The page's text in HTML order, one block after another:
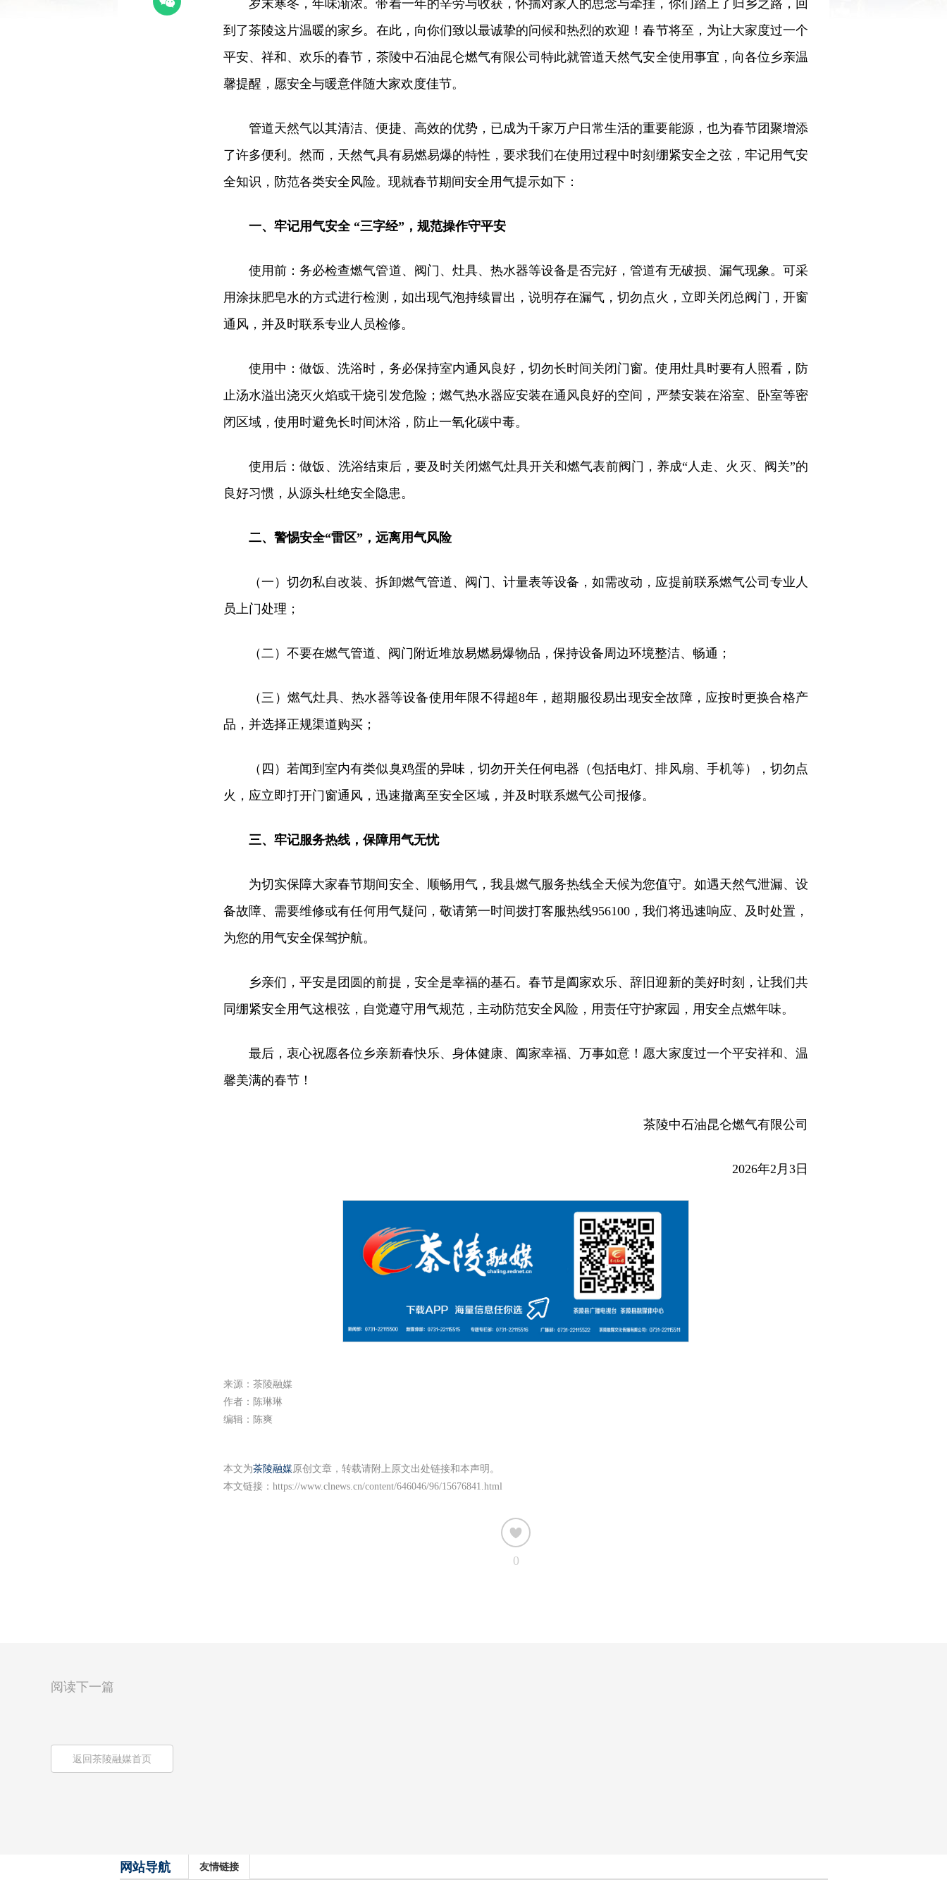
岁末寒冬，年味渐浓。带着一年的辛劳与收获，怀揣对家人的思念与牵挂，你们踏上了归乡之路，回
到了茶陵这片温暖的家乡。在此，向你们致以最诚挚的问候和热烈的欢迎！春节将至，为让大家度过一个
平安、祥和、欢乐的春节，茶陵中石油昆仑燃气有限公司特此就管道天然气安全使用事宜，向各位乡亲温
馨提醒，愿安全与暖意伴随大家欢度佳节。
管道天然气以其清洁、便捷、高效的优势，已成为千家万户日常生活的重要能源，也为春节团聚增添
了许多便利。然而，天然气具有易燃易爆的特性，要求我们在使用过程中时刻绷紧安全之弦，牢记用气安
全知识，防范各类安全风险。现就春节期间安全用气提示如下：
一、牢记用气安全 “三字经”，规范操作守平安
使用前：务必检查燃气管道、阀门、灶具、热水器等设备是否完好，管道有无破损、漏气现象。可采
用涂抹肥皂水的方式进行检测，如出现气泡持续冒出，说明存在漏气，切勿点火，立即关闭总阀门，开窗
通风，并及时联系专业人员检修。
使用中：做饭、洗浴时，务必保持室内通风良好，切勿长时间关闭门窗。使用灶具时要有人照看，防
止汤水溢出浇灭火焰或干烧引发危险；燃气热水器应安装在通风良好的空间，严禁安装在浴室、卧室等密
闭区域，使用时避免长时间沐浴，防止一氧化碳中毒。
使用后：做饭、洗浴结束后，要及时关闭燃气灶具开关和燃气表前阀门，养成“人走、火灭、阀关”的
良好习惯，从源头杜绝安全隐患。
二、警惕安全“雷区”，远离用气风险
（一）切勿私自改装、拆卸燃气管道、阀门、计量表等设备，如需改动，应提前联系燃气公司专业人
员上门处理；
（二）不要在燃气管道、阀门附近堆放易燃易爆物品，保持设备周边环境整洁、畅通；
（三）燃气灶具、热水器等设备使用年限不得超8年，超期服役易出现安全故障，应按时更换合格产
品，并选择正规渠道购买；
（四）若闻到室内有类似臭鸡蛋的异味，切勿开关任何电器（包括电灯、排风扇、手机等），切勿点
火，应立即打开门窗通风，迅速撤离至安全区域，并及时联系燃气公司报修。
三、牢记服务热线，保障用气无忧
为切实保障大家春节期间安全、顺畅用气，我县燃气服务热线全天候为您值守。如遇天然气泄漏、设
备故障、需要维修或有任何用气疑问，敬请第一时间拨打客服热线956100，我们将迅速响应、及时处置，
为您的用气安全保驾护航。
乡亲们，平安是团圆的前提，安全是幸福的基石。春节是阖家欢乐、辞旧迎新的美好时刻，让我们共
同绷紧安全用气这根弦，自觉遵守用气规范，主动防范安全风险，用责任守护家园，用安全点燃年味。
最后，衷心祝愿各位乡亲新春快乐、身体健康、阖家幸福、万事如意！愿大家度过一个平安祥和、温
馨美满的春节！
茶陵中石油昆仑燃气有限公司
2026年2月3日
来源：茶陵融媒
作者：陈琳琳
编辑：陈爽
本文为茶陵融媒原创文章，转载请附上原文出处链接和本声明。
本文链接： https://www.clnews.cn/content/646046/96/15676841.html
0
阅读下一篇
返回茶陵融媒首页
网站导航 友情链接